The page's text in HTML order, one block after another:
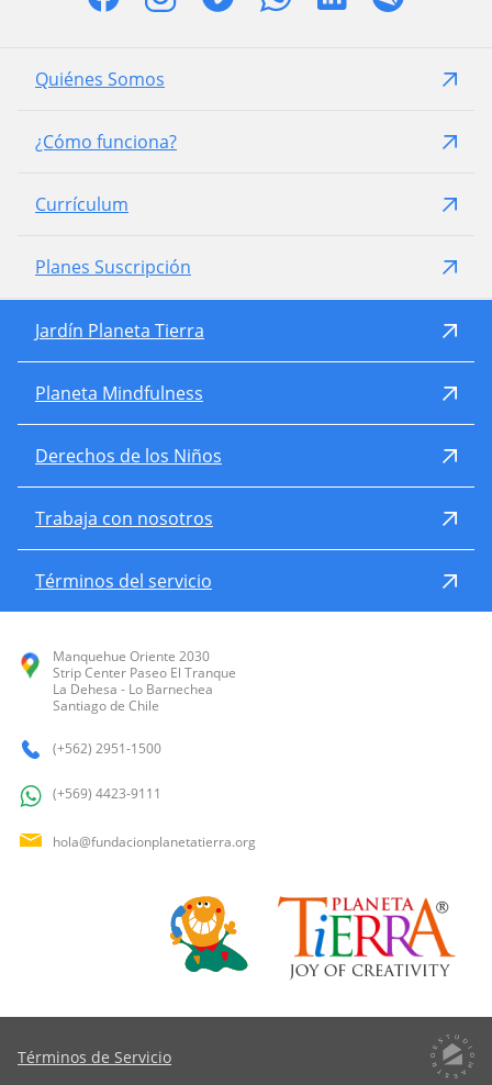
Quiénes Somos
¿Cómo funciona?
Currículum
Planes Suscripción
Jardín Planeta Tierra
Planeta Mindfulness
Derechos de los Niños
Trabaja con nosotros
Términos del servicio
Manquehue Oriente 2030
Strip Center Paseo El Tranque
La Dehesa - Lo Barnechea
Santiago de Chile
(+562) 2951-1500
(+569) 4423-9111
hola@fundacionplanetatierra.org
Términos de Servicio